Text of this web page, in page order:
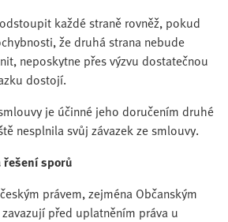
každé straně rovněž, pokud
že druhá strana nebude
neposkytne přes výzvu dostatečnou
dostojí.
je účinné jeho doručením druhé
nesplnila svůj závazek ze smlouvy.
řešení sporů
právem, zejména Občanským
před uplatněním práva u